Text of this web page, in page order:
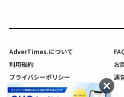
AdverTimes.について
利用規約
お
プライバシーポリシー
運
利用者情報の外部送信について